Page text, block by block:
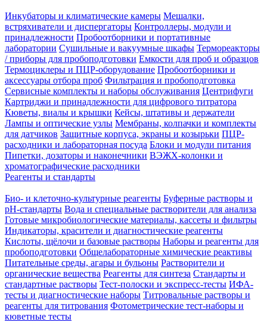
Инкубаторы и климатические камеры Мешалки,
встряхиватели и диспергаторы Контроллеры, модули и
принадлежности Пробоотборники и портативные
лаборатории Сушильные и вакуумные шкафы Термореакторы
/ приборы для пробоподготовки Емкости для проб и образцов
Термоциклеры и ПЦР-оборудование Пробоотборники и
аксессуары отбора проб Фильтрация и пробоподготовка
Сервисные комплекты и наборы обслуживания Центрифуги
Картриджи и принадлежности для цифрового титратора
Кюветы, виалы и крышки Кейсы, штативы и держатели
Лампы и оптические узлы Мембраны, колпачки и комплекты
для датчиков Защитные корпуса, экраны и козырьки ПЦР-
расходники и лабораторная посуда Блоки и модули питания
Пипетки, дозаторы и наконечники ВЭЖХ-колонки и
хроматографические расходники
Реагенты и стандарты
Био- и клеточно-культурные реагенты Буферные растворы и
pH-стандарты Вода и специальные растворители для анализа
Готовые микробиологические материалы, кассеты и фильтры
Индикаторы, красители и диагностические реагенты
Кислоты, щёлочи и базовые растворы Наборы и реагенты для
пробоподготовки Общелабораторные химические реактивы
Питательные среды, агары и бульоны Растворители и
органические вещества Реагенты для синтеза Стандарты и
стандартные растворы Тест-полоски и экспресс-тесты ИФА-
тесты и диагностические наборы Титровальные растворы и
реагенты для титрования Фотометрические тест-наборы и
кюветные тесты